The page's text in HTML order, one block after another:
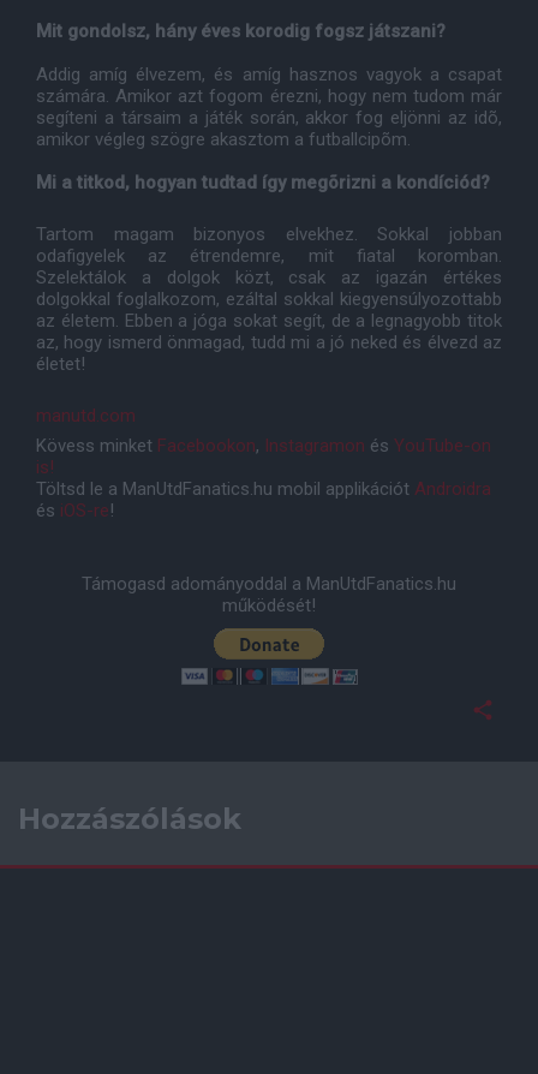
Mit gondolsz, hány éves korodig fogsz játszani?
Addig amíg élvezem, és amíg hasznos vagyok a csapat
számára. Amikor azt fogom érezni, hogy nem tudom már
segíteni a társaim a játék során, akkor fog eljönni az idõ,
amikor végleg szögre akasztom a futballcipõm.
Mi a titkod, hogyan tudtad így megõrizni a kondíciód?
Tartom magam bizonyos elvekhez. Sokkal jobban
odafigyelek az étrendemre, mit fiatal koromban.
Szelektálok a dolgok közt, csak az igazán értékes
dolgokkal foglalkozom, ezáltal sokkal kiegyensúlyozottabb
az életem. Ebben a jóga sokat segít, de a legnagyobb titok
az, hogy ismerd önmagad, tudd mi a jó neked és élvezd az
életet!
manutd.com
Kövess minket Facebookon, Instagramon és YouTube-on
is!
Töltsd le a ManUtdFanatics.hu mobil applikációt Androidra
és iOS-re!
Támogasd adományoddal a ManUtdFanatics.hu
működését!
Hozzászólások